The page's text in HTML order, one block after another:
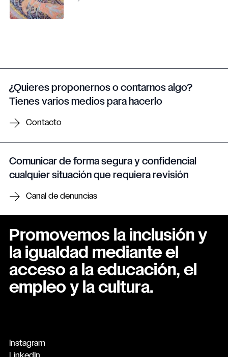
¿Quieres proponernos o contarnos algo?
Tienes varios medios para hacerlo
Contacto
Comunicar de forma segura y confidencial
cualquier situación que requiera revisión
Canal de denuncias
Promovemos la inclusión y
la igualdad mediante el
acceso a la educación, el
empleo y la cultura.
Instagram